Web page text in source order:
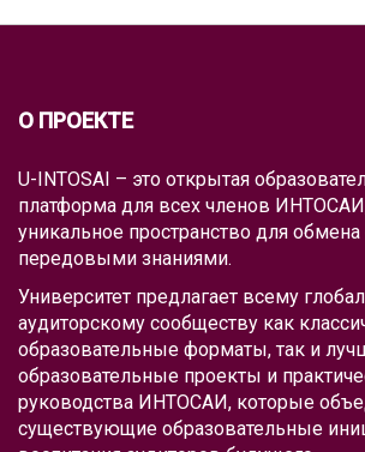
О ПРОЕКТЕ
U-INTOSAI – это открытая
платформа для всех членов
уникальное пространство для
передовыми знаниями.
Университет предлагает всему
аудиторскому сообществу как
образовательные форматы, так и
образовательные проекты и
руководства ИНТОСАИ, которые
существующие образовательные